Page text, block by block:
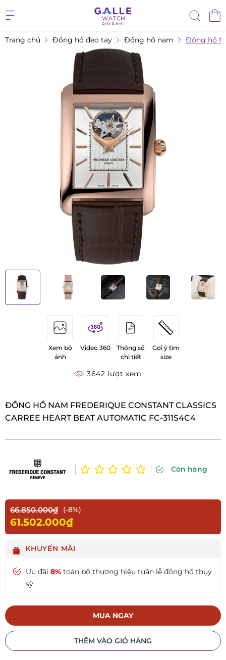
Trang chủ Đồng hồ đeo tay Đồng hồ nam Đồng hồ
Xem bộ
ảnh
Video 360
Thông số
chi tiết
Gợi ý tìm
size
3642 lượt xem
ĐỒNG HỒ NAM FREDERIQUE CONSTANT CLASSICS
CARREE HEART BEAT AUTOMATIC FC-311S4C4
Còn hàng
66.850.000₫ (-8%)
61.502.000₫
KHUYẾN MÃI
Ưu đãi 8% toàn bộ thương hiệu tuần lễ đồng hồ thụy
sỹ
MUA NGAY
THÊM VÀO GIỎ HÀNG